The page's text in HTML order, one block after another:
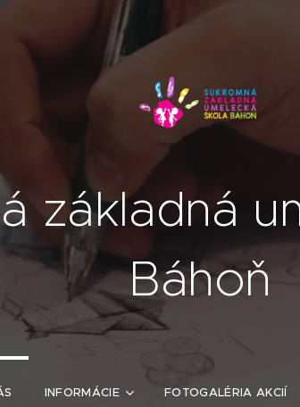
základná
Báhoň
INFORMÁCIE FOTOGALÉRIA AKCIÍ